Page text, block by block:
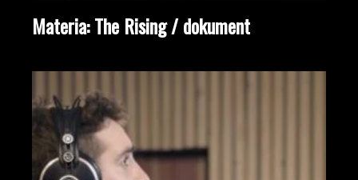
Materia: The Rising / dokument